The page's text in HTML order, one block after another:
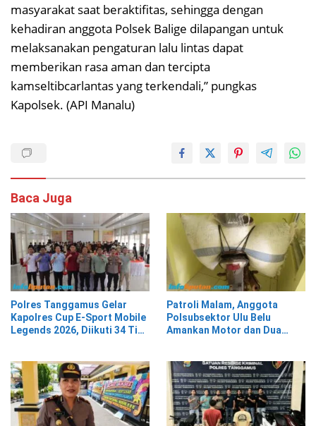
masyarakat saat beraktifitas, sehingga dengan
kehadiran anggota Polsek Balige dilapangan untuk
melaksanakan pengaturan lalu lintas dapat
memberikan rasa aman dan tercipta
kamseltibcarlantas yang terkendali,” pungkas
Kapolsek. (API Manalu)
Baca Juga
Polres Tanggamus Gelar
Kapolres Cup E-Sport Mobile
Legends 2026, Diikuti 34 Tim
Patroli Malam, Anggota
Polsubsektor Ulu Belu
Amankan Motor dan Dua